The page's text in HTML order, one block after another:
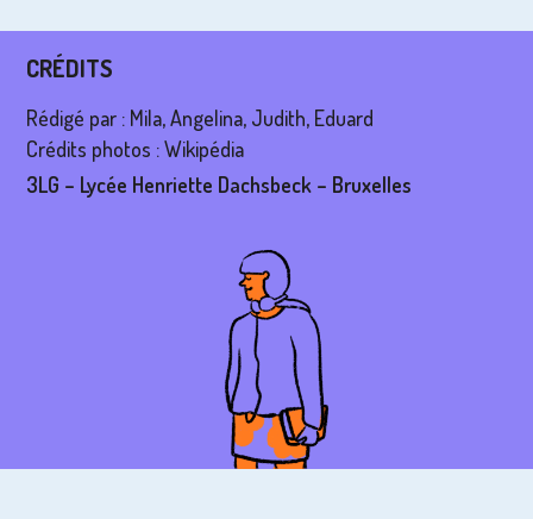
CRÉDITS
Rédigé par : Mila, Angelina, Judith, Eduard
Crédits photos : Wikipédia
3LG – Lycée Henriette Dachsbeck – Bruxelles